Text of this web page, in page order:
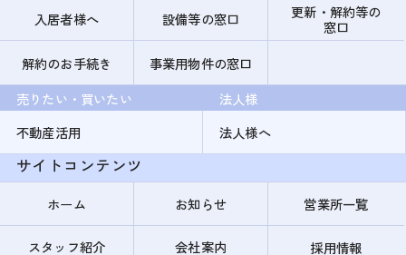
入居者様へ
設備等の窓口
更新・解約等の
窓口
解約のお手続き
事業用物件の窓口
売りたい・買いたい
不動産活用
法人様
法人様へ
サイトコンテンツ
ホーム お知らせ 営業所一覧
スタッフ紹介 会社案内 採用情報